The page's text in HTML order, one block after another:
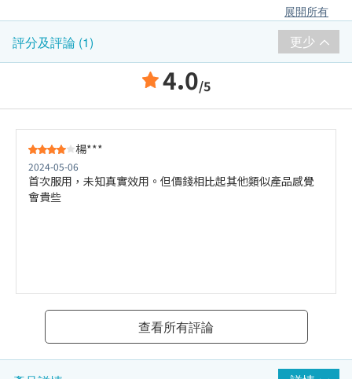
展開所有
評分及評論 (1) 更少
4.0/5
楊***
2024-05-06
首次服用，未知真實效用。但價錢相比起其他類似產品感覺
會貴些
查看所有評論